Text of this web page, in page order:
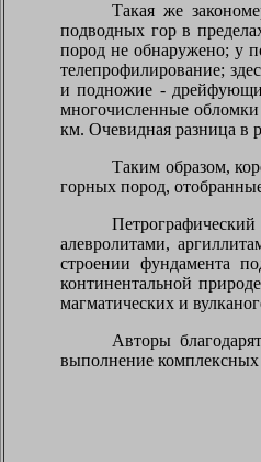
Такая же
подводных гор в
пород не обнаружено; у
телепрофилирование;
и подножие -
многочисленные
км. Очевидная разница в
Таким образом,
горных пород,
алевролитами,
строении фундамента
континентальной
магматических и
Авторы
выполнение